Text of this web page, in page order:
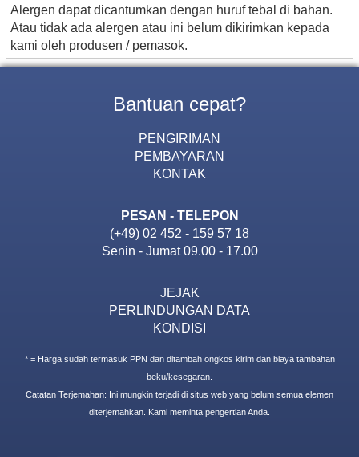
Alergen dapat dicantumkan dengan huruf tebal di bahan.
Atau tidak ada alergen atau ini belum dikirimkan kepada
kami oleh produsen / pemasok.
Bantuan cepat?
PENGIRIMAN
PEMBAYARAN
KONTAK
PESAN - TELEPON
(+49) 02 452 - 159 57 18
Senin - Jumat 09.00 - 17.00
JEJAK
PERLINDUNGAN DATA
KONDISI
* = Harga sudah termasuk PPN dan ditambah ongkos kirim dan biaya tambahan
beku/kesegaran.
Catatan Terjemahan: Ini mungkin terjadi di situs web yang belum semua elemen
diterjemahkan. Kami meminta pengertian Anda.